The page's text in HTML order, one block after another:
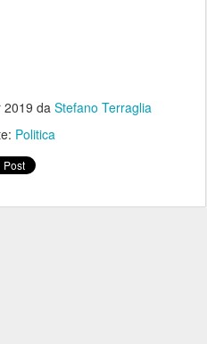
2019 da Stefano Terraglia
Politica